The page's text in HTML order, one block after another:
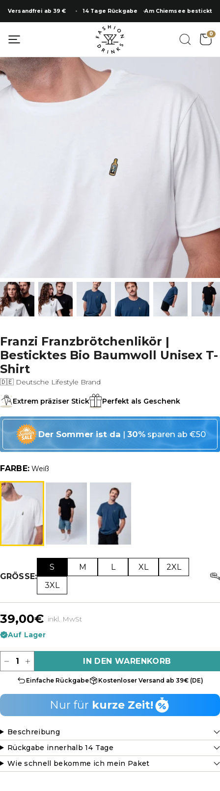
Inhalt
springen
Versandfrei ab 39 € 14 Tage Rückgabe Am Chiemsee bestickt
0
Franzi Franzbrötchenlikör |
Besticktes Bio Baumwoll Unisex T-
Shirt
🇩🇪 Deutsche Lifestyle Brand
Extrem präziser Stick Perfekt als Geschenk
Der Sommer ist da | 30%sparen ab €50
FARBE: Weiß
GRÖSSE:
S M L XL
2XL
3XL
39,00€ inkl. MwSt
Auf Lager
IN DEN WARENKORB
Einfache Rückgabe Kostenloser Versand ab 39€ (DE)
Nur für kurze Zeit!
Beschreibung
Rückgabe innerhalb 14 Tage
Wie schnell bekomme ich mein Paket